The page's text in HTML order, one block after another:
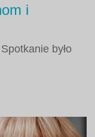
i
było